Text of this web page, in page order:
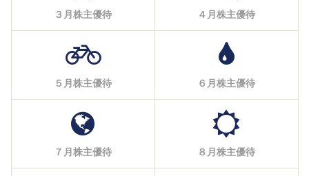
３月株主優待 ４月株主優待
５月株主優待 ６月株主優待
７月株主優待 ８月株主優待